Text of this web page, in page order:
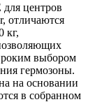
центров
отличаются
кг,
выбором
гермозоны.
на основании
в собранном